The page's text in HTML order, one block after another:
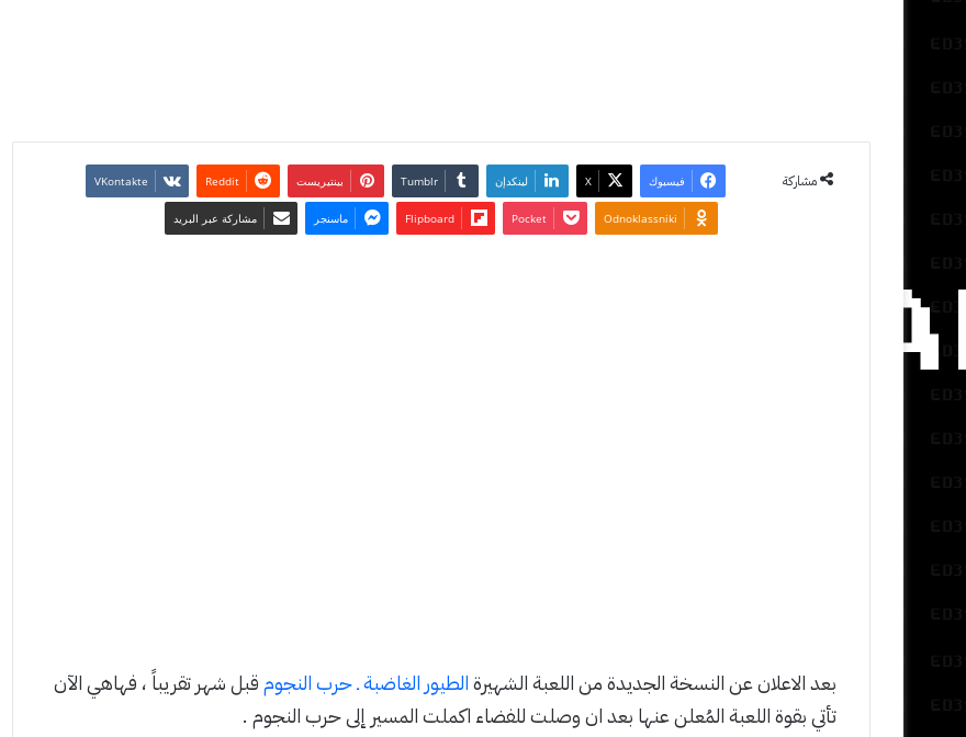
مشاركة فيسبوك ‫X لينكدإن ‏Tumblr بينتيريست ‏Reddit
Odnoklassniki
‫Pocket
Flipboard ماسنجر مشاركة عبر البريد
بعد الاعلان عن النسخة الجديدة من اللعبة الشهيرةالطيور الغاضبة ـ حرب النجومقبل شهر تقريباً ، فهاهي الآن
تأتي بقوة اللعبة المُعلن عنها بعد ان وصلت للفضاء اكملت المسير إلى حرب النجوم .